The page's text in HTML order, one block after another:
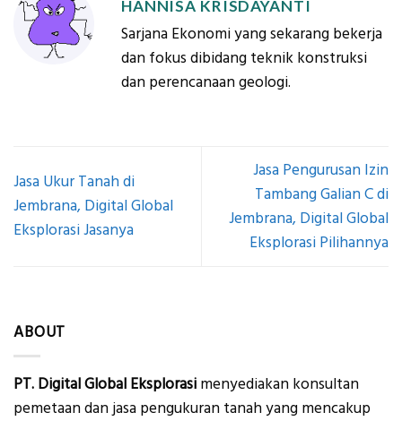
HANNISA KRISDAYANTI
Sarjana Ekonomi yang sekarang bekerja
dan fokus dibidang teknik konstruksi
dan perencanaan geologi.
Jasa Ukur Tanah di
Jembrana, Digital Global
Eksplorasi Jasanya
Jasa Pengurusan Izin
Tambang Galian C di
Jembrana, Digital Global
Eksplorasi Pilihannya
ABOUT
PT. Digital Global Eksplorasi menyediakan konsultan
pemetaan dan jasa pengukuran tanah yang mencakup